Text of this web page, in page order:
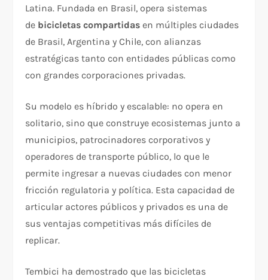
Latina. Fundada en Brasil, opera sistemas
de bicicletas compartidas en múltiples ciudades
de Brasil, Argentina y Chile, con alianzas
estratégicas tanto con entidades públicas como
con grandes corporaciones privadas.
Su modelo es híbrido y escalable: no opera en
solitario, sino que construye ecosistemas junto a
municipios, patrocinadores corporativos y
operadores de transporte público, lo que le
permite ingresar a nuevas ciudades con menor
fricción regulatoria y política. Esta capacidad de
articular actores públicos y privados es una de
sus ventajas competitivas más difíciles de
replicar.
Tembici ha demostrado que las bicicletas